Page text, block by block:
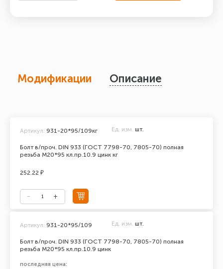
Модификации Описание
Болт в/проч. DIN 933 (ГОСТ 7798-70, 7805-70) полная
резьба М20*95 кл.пр.10.9 цинк кг
Артикул: 931-20*95/109кг Ед. изм. шт.
252.22 ₽
Болт в/проч. DIN 933 (ГОСТ 7798-70, 7805-70) полная
резьба М20*95 кл.пр.10.9 цинк
Артикул: 931-20*95/109 Ед. изм. шт.
последняя цена: